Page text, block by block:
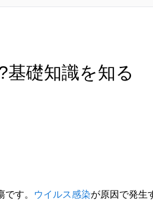
基礎知識を知る
す。 ウイルス感染が原因で発生